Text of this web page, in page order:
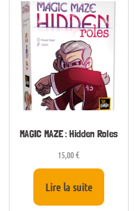
MAGIC MAZE : Hidden Roles
15,00€
Lire la suite